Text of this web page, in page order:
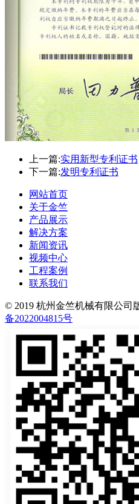
上一篇:实用新型专利证书
下一篇:发明专利证书
网站首页
关于金竺
产品展示
解决方案
新闻资讯
视频中心
工程案例
联系我们
© 2019 杭州金竺机械有限公司
备2022004815号